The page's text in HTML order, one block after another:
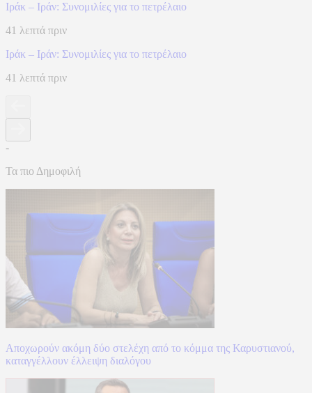
Ιράκ – Ιράν: Συνομιλίες για το πετρέλαιο
41 λεπτά πριν
Ιράκ – Ιράν: Συνομιλίες για το πετρέλαιο
41 λεπτά πριν
-
Τα πιο Δημοφιλή
Αποχωρούν ακόμη δύο στελέχη από το κόμμα της Καρυστιανού,
καταγγέλλουν έλλειψη διαλόγου